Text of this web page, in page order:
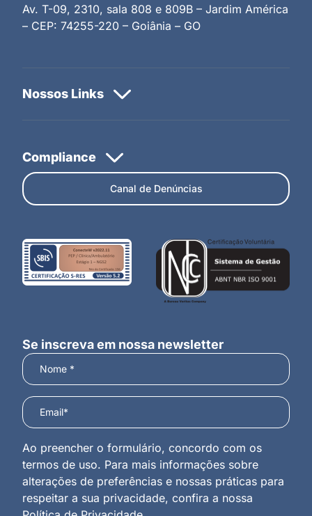
Av. T-09, 2310, sala 808 e 809B – Jardim América
– CEP: 74255-220 – Goiânia – GO
Canal de Denúncias
Se inscreva em nossa newsletter
Ao preencher o formulário, concordo com os
termos de uso. Para mais informações sobre
alterações de preferências e nossas práticas para
respeitar a sua privacidade, confira a nossa